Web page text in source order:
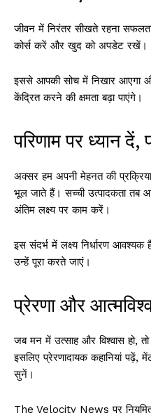
जीवन में निरंतर सीखते रहना
कोर्स करें और खुद को अपडेट रखें।
इससे आपकी सोच में निखार आएगा
केंद्रित करने की क्षमता बढ़ा पाएंगे।
परिणाम पर ध्यान दें,
अक्सर हम अपनी मेहनत की
भूल जाते हैं। सच्ची उत्पादकता तब
अंतिम लक्ष्य पर काम करें।
इस संदर्भ में लक्ष्य निर्धारण
उन्हें पूरा करते जाएं।
प्रेरणा और
जब मन में उत्साह और विश्वास हो,
इसलिए प्रेरणादायक कहानियां
सुनें।
The Velocity News पर